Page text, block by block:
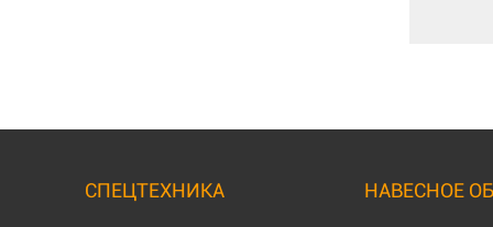
СПЕЦТЕХНИКА НАВЕСНОЕ